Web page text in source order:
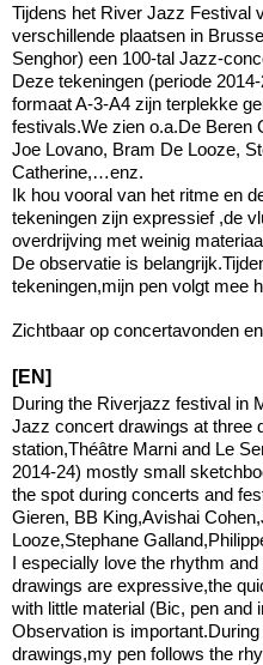
Tijdens het River Jazz Festival
verschillende plaatsen in
Senghor) een 100-tal Jazz-
Deze tekeningen (periode
formaat A-3-A4 zijn terplekke
festivals.We zien o.a.De Beren
Joe Lovano, Bram De Looze,
Catherine,…enz.
Ik hou vooral van het ritme en
tekeningen zijn expressief ,de
overdrijving met weinig
De observatie is
tekeningen,mijn pen volgt mee
Zichtbaar op concertavonden
[EN]
During the Riverjazz festival in
Jazz concert drawings at three
station,Théâtre Marni and Le
2014-24) mostly small
the spot during concerts and
Gieren, BB King,Avishai
Looze,Stephane
I especially love the rhythm
drawings are expressive,the
with little material (Bic, pen and
Observation is
drawings,my pen follows the